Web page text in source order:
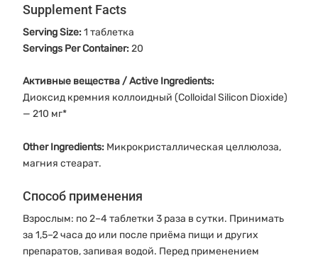
Supplement Facts
Serving Size:1 таблетка
Servings Per Container:20
Активные вещества / Active Ingredients:
Диоксид кремния коллоидный (Colloidal Silicon Dioxide)
— 210 мг*
Other Ingredients: Микрокристаллическая целлюлоза,
магния стеарат.
Способ применения
Взрослым: по 2–4 таблетки 3 раза в сутки. Принимать
за 1,5–2 часа до или после приёма пищи и других
препаратов, запивая водой. Перед применением